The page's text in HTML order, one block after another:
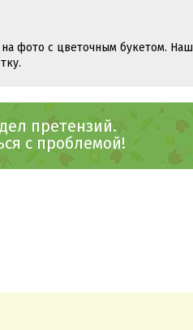
на фото с цветочным букетом. Наш
претензий.
с проблемой!